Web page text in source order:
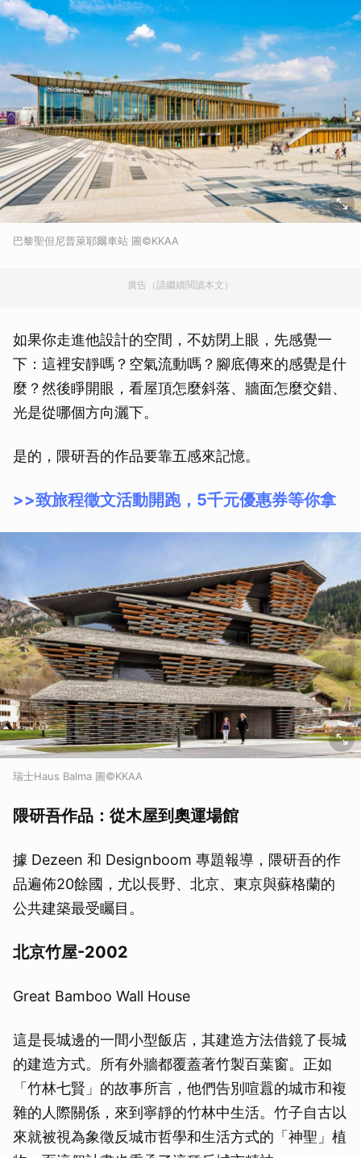
巴黎聖但尼普萊耶爾車站 圖©KKAA
廣告（請繼續閱讀本文）
如果你走進他設計的空間，不妨閉上眼，先感覺一
下：這裡安靜嗎？空氣流動嗎？腳底傳來的感覺是什
麼？然後睜開眼，看屋頂怎麼斜落、牆面怎麼交錯、
光是從哪個方向灑下。
是的，隈研吾的作品要靠五感來記憶。
>>致旅程徵文活動開跑，5千元優惠券等你拿
瑞士Haus Balma 圖©KKAA
隈研吾作品：從木屋到奧運場館
據 Dezeen 和 Designboom 專題報導，隈研吾的作
品遍佈20餘國，尤以長野、北京、東京與蘇格蘭的
公共建築最受矚目。
北京竹屋-2002
Great Bamboo Wall House
這是長城邊的一間小型飯店，其建造方法借鏡了長城
的建造方式。所有外牆都覆蓋著竹製百葉窗。正如
「竹林七賢」的故事所言，他們告別喧囂的城市和複
雜的人際關係，來到寧靜的竹林中生活。竹子自古以
來就被視為象徵反城市哲學和生活方式的「神聖」植